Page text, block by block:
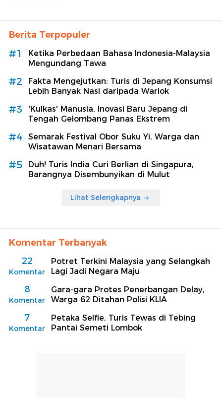
Berita Terpopuler
#1
Ketika Perbedaan Bahasa Indonesia-Malaysia
Mengundang Tawa
#2
Fakta Mengejutkan: Turis di Jepang Konsumsi
Lebih Banyak Nasi daripada Warlok
#3
'Kulkas' Manusia, Inovasi Baru Jepang di
Tengah Gelombang Panas Ekstrem
#4
Semarak Festival Obor Suku Yi, Warga dan
Wisatawan Menari Bersama
#5
Duh! Turis India Curi Berlian di Singapura,
Barangnya Disembunyikan di Mulut
Lihat Selengkapnya
Komentar Terbanyak
22
Komentar
Potret Terkini Malaysia yang Selangkah
Lagi Jadi Negara Maju
8
Komentar
Gara-gara Protes Penerbangan Delay,
Warga 62 Ditahan Polisi KLIA
7
Komentar
Petaka Selfie, Turis Tewas di Tebing
Pantai Semeti Lombok